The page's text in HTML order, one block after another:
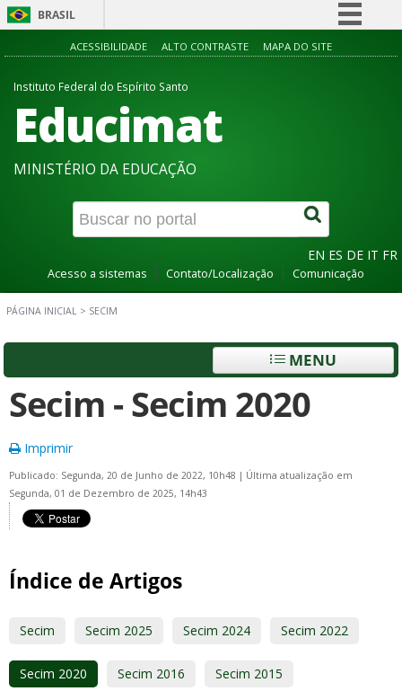
BRASIL
Simplifique!
ACESSIBILIDADE ALTO CONTRASTE MAPA DO SITE
Instituto Federal do Espírito Santo
Educimat
MINISTÉRIO DA EDUCAÇÃO
EN ES DE IT FR
Acesso a sistemas Contato/Localização Comunicação
PÁGINA INICIAL > SECIM
MENU
Secim - Secim 2020
Imprimir
Publicado: Segunda, 20 de Junho de 2022, 10h48 | Última atualização em
Segunda, 01 de Dezembro de 2025, 14h43
Índice de Artigos
Secim Secim 2025 Secim 2024 Secim 2022
Secim 2020 Secim 2016 Secim 2015